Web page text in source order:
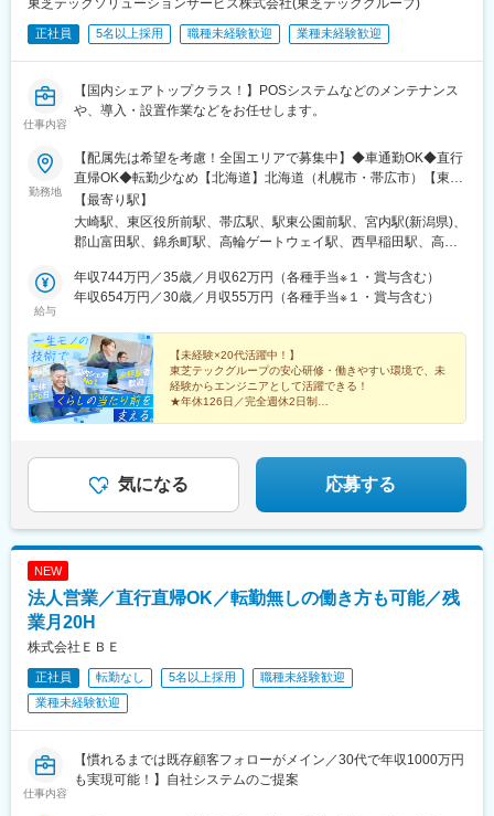
東芝テックソリューションサービス株式会社(東芝テックグループ)
正社員 5名以上採用 職種未経験歓迎 業種未経験歓迎
仕事内容
【国内シェアトップクラス！】POSシステムなどのメンテナンス
や、導入・設置作業などをお任せします。
勤務地
【配属先は希望を考慮！全国エリアで募集中】◆車通勤OK◆直行
直帰OK◆転勤少なめ【北海道】北海道（札幌市・帯広市）【東
北】福島県（郡山市）【関東】東京都内、神奈川県（平塚市）
【東海】愛知県（豊橋市・安城市）、三重県（津市）、静岡県
（静岡市）、石川県（金沢市）【関西】大阪府（大阪市・吹田
市）、兵庫県（神戸市）、奈良県（奈良市）【九州】佐賀県（神
崎郡）、宮崎県（宮崎市）、長崎県（西彼杵郡）※ご希望に合わせ
（勤務地一覧参照）もご相談ください！【受動喫煙対策】屋内全
面禁煙
【最寄り駅】
大崎駅、東区役所前駅、帯広駅、駅東公園前駅、宮内駅(新潟県)、
郡山富田駅、錦糸町駅、高輪ゲートウェイ駅、西早稲田駅、高松
船橋駅、豊四季駅、天王町駅、小田急相模原駅、市が尾駅、平塚
駅、三河安城駅、新豊橋駅、阿漕駅、新正駅、七ツ屋駅、小泉町
駅、星ケ丘駅(大阪府)、中百舌鳥駅、新大宮駅、和歌山駅、紀伊田
辺駅、十条駅(京都府・近鉄線)、福知山駅、貿易センター駅、明石
駅、手柄駅、吉野ケ里公園駅、宮崎駅、高田駅(長崎県)、五反田
駅、亀戸駅、東新宿駅、立川北駅、本川越駅、天台駅、大神宮下
駅、星川駅、豊橋駅、金沢駅、南方駅(大阪府)、肥後橋駅、宮之阪
駅、大崎広小路駅、住吉駅(東京都)、立川駅、川越市駅、船橋駅、
柳生橋駅、阿波座駅、神戸三宮駅(阪神)
給与
年収744万円／35歳／月収62万円（各種手当※１・賞与含む）
年収654万円／30歳／月収55万円（各種手当※１・賞与含む）
【未経験×20代活躍中！】
東芝テックグループの安心研修・働きやすい環境で、未
経験からエンジニアとして活躍できる！
★年休126日／完全週休2日制
★住宅費補助など、手厚い待遇＆福利厚生あり
気になる 応募する
NEW
法人営業／直行直帰OK／転勤無しの働き方も可能／残
業月20H
株式会社ＥＢＥ
正社員 転勤なし 5名以上採用
職種未経験歓迎
業種未経験歓迎
仕事内容
【慣れるまでは既存顧客フォローがメイン／30代で年収1000万円
も実現可能！】自社システムのご提案